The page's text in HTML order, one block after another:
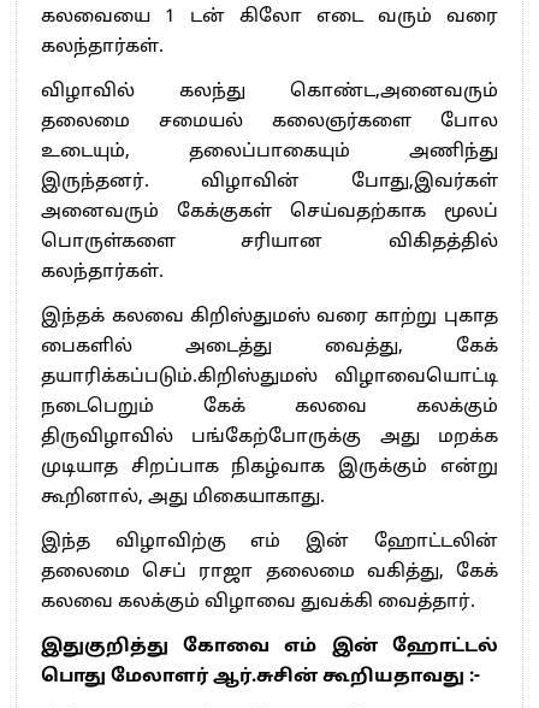
கலவையை 1 டன் கிலோ எடை வரும் வரை
கலந்தார்கள்.
விழாவில் கலந்து கொண்ட,அனைவரும்
தலைமை சமையல் கலைஞர்களை போல
உடையும், தலைப்பாகையும் அணிந்து
இருந்தனர். விழாவின் போது,இவர்கள்
அனைவரும் கேக்குகள் செய்வதற்காக மூலப்
பொருள்களை சரியான விகிதத்தில்
கலந்தார்கள்.
இந்தக் கலவை கிறிஸ்துமஸ் வரை காற்று புகாத
பைகளில் அடைத்து வைத்து, கேக்
தயாரிக்கப்படும்.கிறிஸ்துமஸ் விழாவையொட்டி
நடைபெறும் கேக் கலவை கலக்கும்
திருவிழாவில் பங்கேற்போருக்கு அது மறக்க
முடியாத சிறப்பாக நிகழ்வாக இருக்கும் என்று
கூறினால், அது மிகையாகாது.
இந்த விழாவிற்கு எம் இன் ஹோட்டலின்
தலைமை செப் ராஜா தலைமை வகித்து, கேக்
கலவை கலக்கும் விழாவை துவக்கி வைத்தார்.
இதுகுறித்து கோவை எம் இன் ஹோட்டல்
பொது மேலாளர் ஆர்.சுசின் கூறியதாவது :-